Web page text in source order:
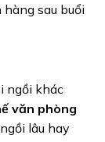
sau buổi
ngồi khác
văn phòng
lâu hay